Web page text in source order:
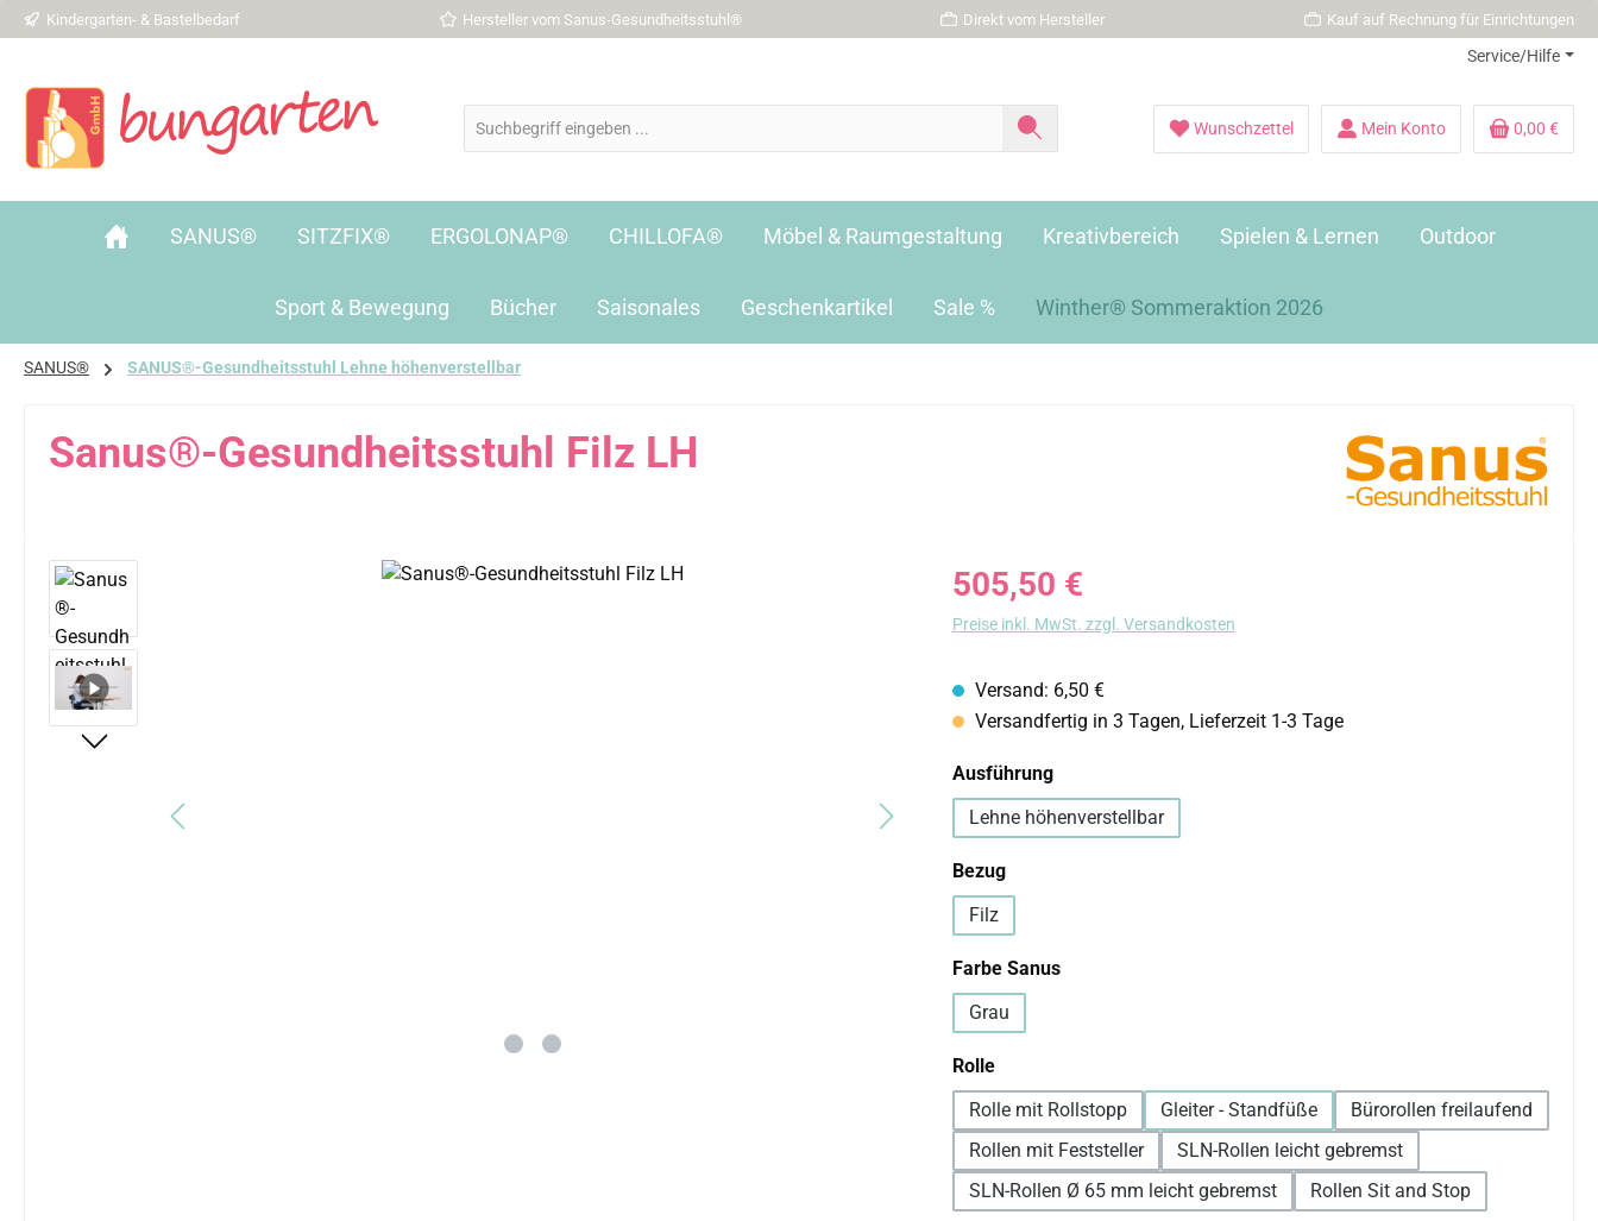
Hauptinhalt springen
Zur Suche springen
Zur Hauptnavigation springen
Kindergarten- & Bastelbedarf Hersteller vom Sanus-Gesundheitsstuhl® Direkt vom Hersteller Kauf auf Rechnung für Einrichtungen
Service/Hilfe
Wunschzettel Mein Konto 0,00 €
SANUS® SITZFIX® ERGOLONAP® CHILLOFA® Möbel & Raumgestaltung Kreativbereich Spielen & Lernen Outdoor
Sport & Bewegung Bücher Saisonales Geschenkartikel Sale % Winther® Sommeraktion 2026
SANUS® SANUS®-Gesundheitsstuhl Lehne höhenverstellbar
Sanus®-Gesundheitsstuhl Filz LH
Bildergalerie überspringen Regulärer Preis:
505,50 €
Preise inkl. MwSt. zzgl. Versandkosten
Versand: 6,50 €
Versandfertig in 3 Tagen, Lieferzeit 1-3 Tage
Ausführungauswählen
Lehne höhenverstellbar
Bezugauswählen
Filz
Farbe Sanusauswählen
Grau
Rolleauswählen
Rolle mit Rollstopp
Gleiter - Standfüße
Bürorollen freilaufend
Rollen mit Feststeller
SLN-Rollen leicht gebremst
SLN-Rollen Ø 65 mm leicht gebremst
Rollen Sit and Stop